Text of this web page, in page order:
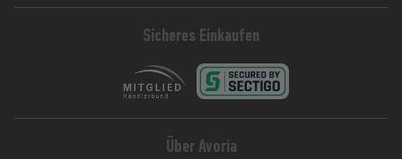
Sicheres Einkaufen
Über Avoria